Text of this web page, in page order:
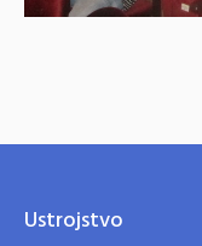
Ustrojstvo